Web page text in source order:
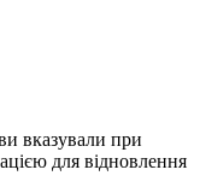
вказували при
для відновлення